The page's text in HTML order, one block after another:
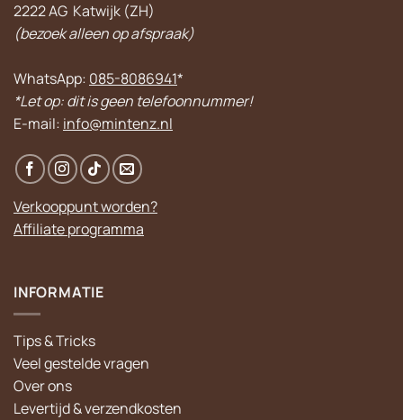
2222 AG Katwijk (ZH)
(bezoek alleen op afspraak)
WhatsApp: 085-8086941*
*Let op: dit is geen telefoonnummer!
E-mail: info@mintenz.nl
Verkooppunt worden?
Affiliate programma
INFORMATIE
Tips & Tricks
Veel gestelde vragen
Over ons
Levertijd & verzendkosten